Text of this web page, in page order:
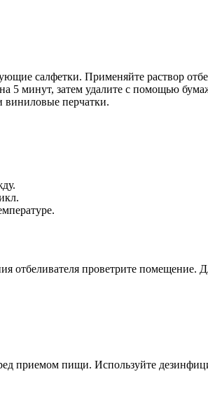
салфетки. Применяйте раствор
5 минут, затем удалите с помощью
виниловые перчатки.
отбеливателя проветрите
приемом пищи. Используйте